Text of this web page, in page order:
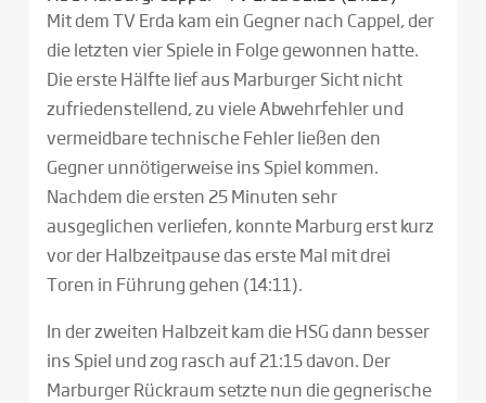
Mit dem TV Erda kam ein Gegner nach Cappel, der
die letzten vier Spiele in Folge gewonnen hatte.
Die erste Hälfte lief aus Marburger Sicht nicht
zufriedenstellend, zu viele Abwehrfehler und
vermeidbare technische Fehler ließen den
Gegner unnötigerweise ins Spiel kommen.
Nachdem die ersten 25 Minuten sehr
ausgeglichen verliefen, konnte Marburg erst kurz
vor der Halbzeitpause das erste Mal mit drei
Toren in Führung gehen (14:11).
In der zweiten Halbzeit kam die HSG dann besser
ins Spiel und zog rasch auf 21:15 davon. Der
Marburger Rückraum setzte nun die gegnerische